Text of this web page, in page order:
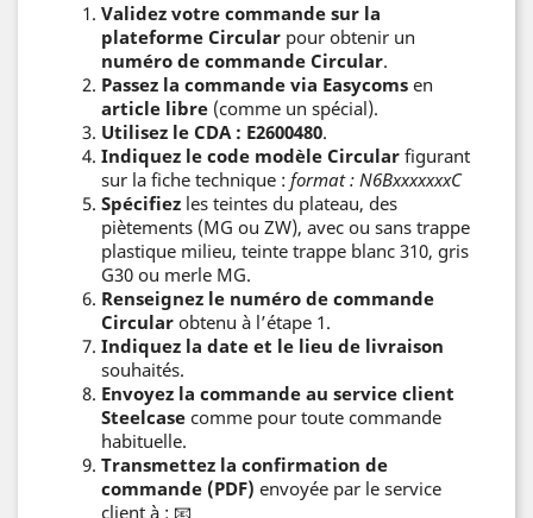
Validez votre commande sur la
plateforme Circular pour obtenir un
numéro de commande Circular.
Passez la commande via Easycoms en
article libre (comme un spécial).
Utilisez le CDA : E2600480.
Indiquez le code modèle Circular figurant
sur la fiche technique : format : N6BxxxxxxxC
Spécifiez les teintes du plateau, des
piètements (MG ou ZW), avec ou sans trappe
plastique milieu, teinte trappe blanc 310, gris
G30 ou merle MG.
Renseignez le numéro de commande
Circular obtenu à l’étape 1.
Indiquez la date et le lieu de livraison
souhaités.
Envoyez la commande au service client
Steelcase comme pour toute commande
habituelle.
Transmettez la confirmation de
commande (PDF) envoyée par le service
client à : 📧